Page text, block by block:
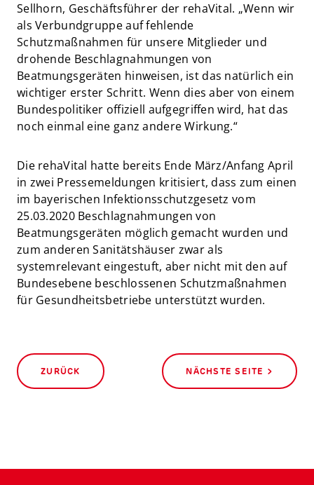
Sellhorn, Geschäftsführer der rehaVital. „Wenn wir
als Verbundgruppe auf fehlende
Schutzmaßnahmen für unsere Mitglieder und
drohende Beschlagnahmungen von
Beatmungsgeräten hinweisen, ist das natürlich ein
wichtiger erster Schritt. Wenn dies aber von einem
Bundespolitiker offiziell aufgegriffen wird, hat das
noch einmal eine ganz andere Wirkung.“
Die rehaVital hatte bereits Ende März/Anfang April
in zwei Pressemeldungen kritisiert, dass zum einen
im bayerischen Infektionsschutzgesetz vom
25.03.2020 Beschlagnahmungen von
Beatmungsgeräten möglich gemacht wurden und
zum anderen Sanitätshäuser zwar als
systemrelevant eingestuft, aber nicht mit den auf
Bundesebene beschlossenen Schutzmaßnahmen
für Gesundheitsbetriebe unterstützt wurden.
ZURÜCK NÄCHSTE SEITE >